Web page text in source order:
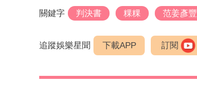
關鍵字 判決書 粿粿 范姜彥豐
追蹤娛樂星聞 下載APP 訂閱